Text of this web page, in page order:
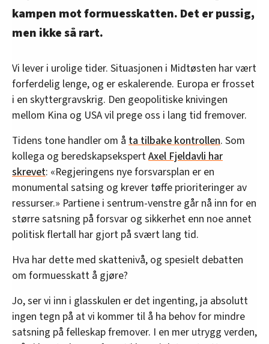
kampen mot formuesskatten. Det er pussig,
men ikke så rart.
Vi lever i urolige tider. Situasjonen i Midtøsten har vært
forferdelig lenge, og er eskalerende. Europa er frosset
i en skyttergravskrig. Den geopolitiske knivingen
mellom Kina og USA vil prege oss i lang tid fremover.
Tidens tone handler om å ta tilbake kontrollen. Som
kollega og beredskapsekspertAxel Fjeldavli har
skrevet: «Regjeringens nye forsvarsplan er en
monumental satsing og krever tøffe prioriteringer av
ressurser.» Partiene i sentrum-venstre går nå inn for en
større satsning på forsvar og sikkerhet enn noe annet
politisk flertall har gjort på svært lang tid.
Hva har dette med skattenivå, og spesielt debatten
om formuesskatt å gjøre?
Jo, ser vi inn i glasskulen er det ingenting, ja absolutt
ingen tegn på at vi kommer til å ha behov for mindre
satsning på felleskap fremover. I en mer utrygg verden,